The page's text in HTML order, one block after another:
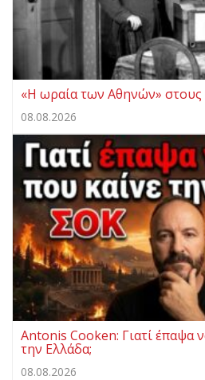
«Η ωραία των Αθηνών» στους
08.08.2026
Antonis Cooken: Γιατί έπαψα
την Ελλάδα;
08.08.2026